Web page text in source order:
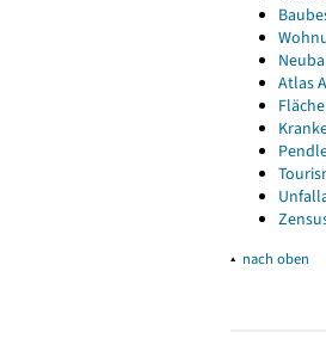
Atlas
▴ nach oben